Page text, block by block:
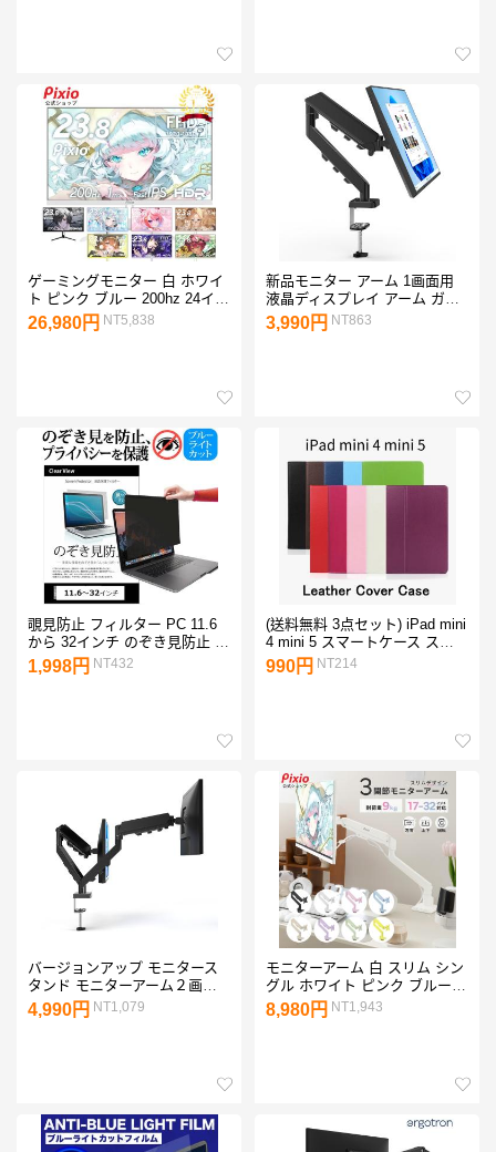
ゲーミングモニター 白 ホワイ
ト ピンク ブルー 200hz 24イン
チ IPS PC ゲーム ディスプレ
イ 液晶 パソコン スピーカー内
26,980円 NT5,838
新品モニター アーム 1画面用
液晶ディスプレイ アーム ガス
スプリング式 ガス圧式 モニタ
ースタンド 曲面 10〜32インチ
3,990円 NT863
覗見防止 フィルター PC 11.6
から 32インチ のぞき見防止 パ
ソコン 12 13.3 14 15.6 20 24
プライバシー フィルム PC 覗
1,998円 NT432
(送料無料 3点セット) iPad mini
4 mini 5 スマートケース スリ
ープ機能付け 全10色 (iPad
mini4 mini5 case カバー)
990円 NT214
バージョンアップ モニタース
タンド モニターアーム２画面
耐荷重2.0〜10kg デュアル デ
ィスプレイアーム 品質ガスス
4,990円 NT1,079
モニターアーム 白 スリム シン
グル ホワイト ピンク ブルー
ガススプリング 17〜32インチ
ゲーミングモニター スタンド
8,980円 NT1,943